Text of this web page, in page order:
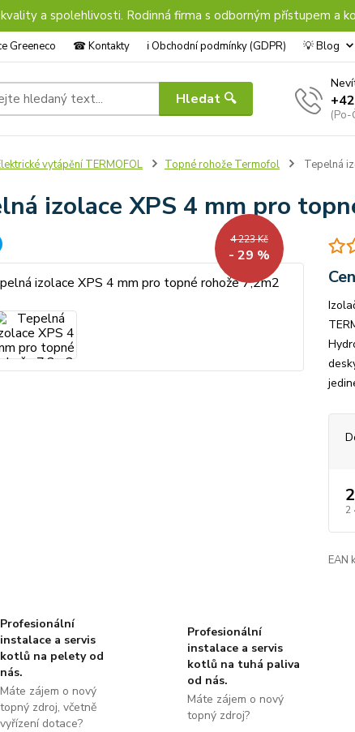
a spolehlivosti. Rodinná firma s odborným přístupem a
Greeneco ☎︎ Kontakty ℹ︎ Obchodní podmínky (GDPR) 💡 Blog
Hledat 🔍
(Po-
vytápění TERMOFOL Topné rohože Termofol Tepelná
izolace XPS 4 mm pro
4 223 Kč
- 29 %
2
EAN
Profesionální
instalace a servis
kotlů na pelety od
nás.
Máte zájem o nový
topný zdroj, včetně
vyřízení dotace?
Profesionální
instalace a servis
kotlů na tuhá paliva
od nás.
Máte zájem o nový
topný zdroj?